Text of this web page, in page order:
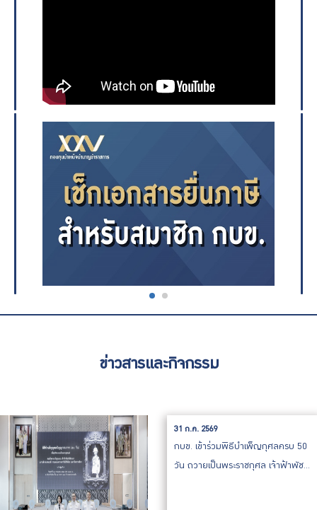
ข่าวสารและกิจกรรม
31 ก.ค. 2569
กบข. เข้าร่วมพิธีบำเพ็ญกุศลครบ 50
วัน ถวายเป็นพระราชกุศล เจ้าฟ้าพัช